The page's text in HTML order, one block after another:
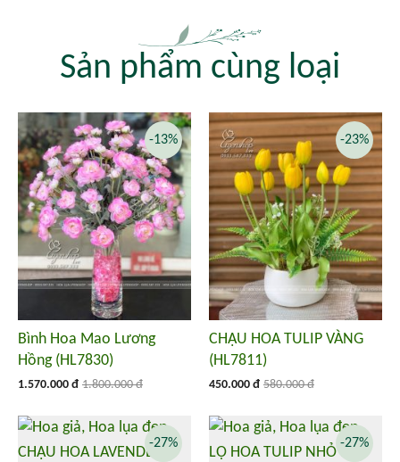
Sản phẩm cùng loại
Bình Hoa Mao Lương
Hồng (HL7830)
1.570.000 đ 1.800.000 đ
-13%
CHẬU HOA TULIP VÀNG
(HL7811)
450.000 đ 580.000 đ
-23%
-27% -27%